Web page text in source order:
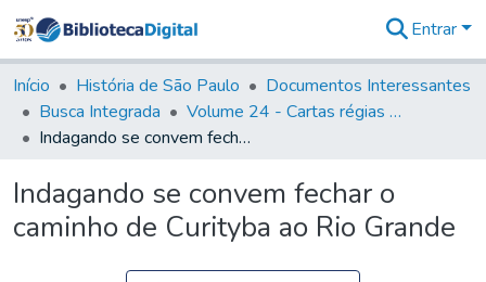
&
Coleções
Tudo na
Biblioteca
Estatísticas
Entrar
Início História de São Paulo
Documentos Interessantes
Busca Integrada
Volume 24 - Cartas régias e provisões (1730- 1738)
Indagando se convem fechar o caminho de Curityba ao Rio Grande
Indagando se convem fechar o
caminho de Curityba ao Rio Grande